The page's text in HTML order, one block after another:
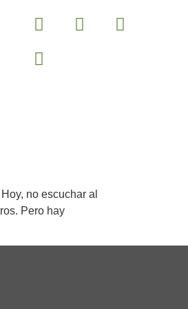
no escuchar al
Pero hay